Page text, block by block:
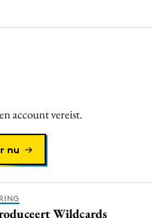
account vereist.
nu
Wildcards